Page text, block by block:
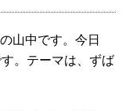
山中です。今日
。テーマは、ずば